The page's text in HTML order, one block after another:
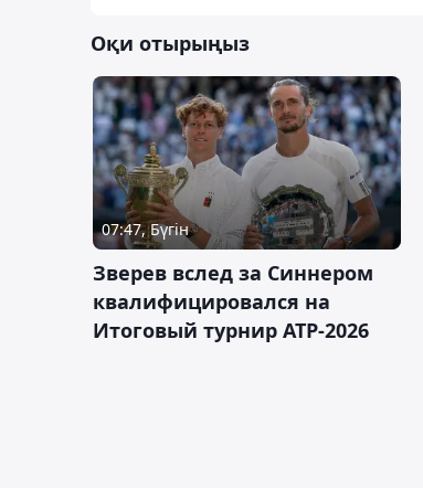
Оқи отырыңыз
07:47, Бүгін
Зверев вслед за Синнером
квалифицировался на
Итоговый турнир ATP-2026